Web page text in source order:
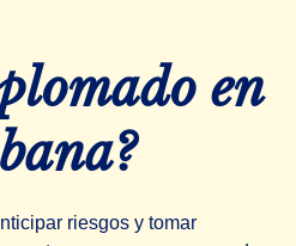
en
riesgos y tomar